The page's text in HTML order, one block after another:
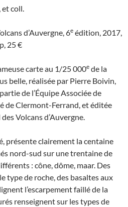
et coll.
d’Auvergne, 6e édition, 2017,
25 €
carte au 1/25 000e de la
belle, réalisée par Pierre Boivin,
de l’Équipe Associée de
de Clermont-Ferrand, et éditée
Volcans d’Auvergne.
présente clairement la centaine
nord-sud sur une trentaine de
: cône, dôme, maar. Des
type de roche, des basaltes aux
l’escarpement faillé de la
renseignent sur les types de